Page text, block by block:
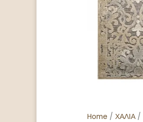
Home /ΧΑΛΙΑ/